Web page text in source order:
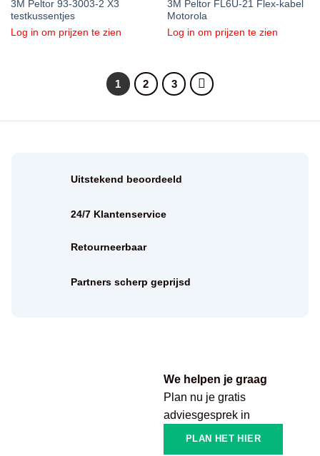
3M Peltor 93-3003-2 X3
testkussentjes
Log in om prijzen te zien
3M Peltor FL6U-21 Flex-kabel
Motorola
Log in om prijzen te zien
1 2 3
We helpen je graag
Plan nu je gratis
adviesgesprek in
PLAN HET HIER
Uitstekend beoordeeld
24/7 Klantenservice
Retourneerbaar
Partners scherp geprijsd